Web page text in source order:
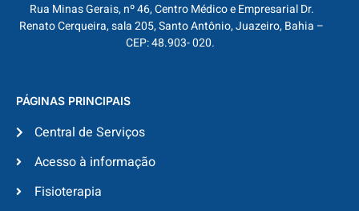
Rua Minas Gerais, nº 46, Centro Médico e Empresarial Dr.
Renato Cerqueira, sala 205, Santo Antônio, Juazeiro, Bahia –
CEP: 48.903- 020.
PÁGINAS PRINCIPAIS
Central de Serviços
Acesso à informação
Fisioterapia